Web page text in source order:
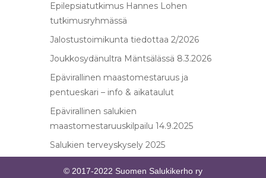
Epilepsiatutkimus Hannes Lohen
tutkimusryhmässä
Jalostustoimikunta tiedottaa 2/2026
Joukkosydänultra Mäntsälässä 8.3.2026
Epävirallinen maastomestaruus ja
pentueskari – info & aikataulut
Epävirallinen salukien
maastomestaruuskilpailu 14.9.2025
Salukien terveyskysely 2025
© 2017-2022 Suomen Salukikerho ry